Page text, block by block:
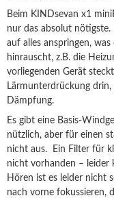
Beim KINDsevan x1
nur das absolut nötigste.
auf alles anspringen,
hinrauscht, z.B. die
vorliegenden Gerät
Lärmunterdrückung
Dämpfung.
Es gibt eine Basis-
nützlich, aber für einen
nicht aus. Ein Filter für
nicht vorhanden – leider
Hören ist es leider nicht
nach vorne fokussieren,